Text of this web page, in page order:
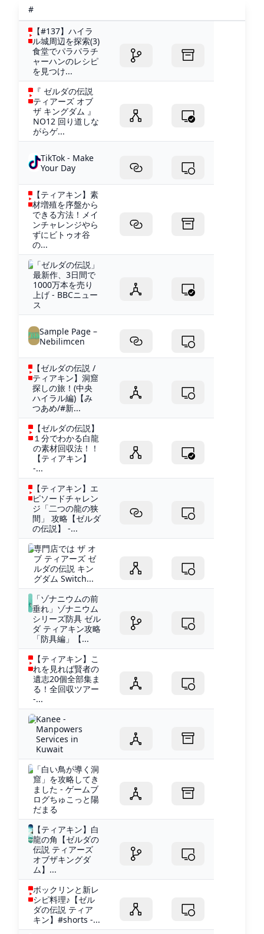
#
【#137】ハイラ
ル城周辺を探索(3)
食堂でパラパラチ
ャーハンのレシピ
を見つけ...
『 ゼルダの伝説
ティアーズ オブ
ザ キングダム 』
NO12 回り道しな
がらゲ...
TikTok - Make
Your Day
【ティアキン】素
材増殖を序盤から
できる方法！メイ
ンチャレンジやら
ずにビトゥオ谷
の...
「ゼルダの伝説」
最新作、3日間で
1000万本を売り
上げ - BBCニュー
ス
Sample Page –
Nebilimcen
【ゼルダの伝説 /
ティアキン】洞窟
探しの旅！(中央
ハイラル編)【み
つあめ/#新...
【ゼルダの伝説】
１分でわかる白龍
の素材回収法！！
【ティアキン】
-...
【ティアキン】エ
ピソードチャレン
ジ「二つの龍の狭
間」 攻略【ゼルダ
の伝説】 -...
専門店では ザ オ
ブ ティアーズ ゼ
ルダの伝説 キン
グダム Switch...
「ゾナニウムの前
垂れ」ゾナニウム
シリーズ防具 ゼル
ダ ティアキン攻略
「防具編」【...
【ティアキン】こ
れを見れば賢者の
遺志20個全部集ま
る！全回収ツアー
-...
Kanee -
Manpowers
Services in
Kuwait
「白い鳥が導く洞
窟」を攻略してき
ました - ゲームブ
ログちゅこっと陽
だまる
【ティアキン】白
龍の角【ゼルダの
伝説 ティアーズ
オブザキングダ
ム】...
ボックリンと新レ
シピ料理♪【ゼル
ダの伝説 ティア
キン】#shorts -...